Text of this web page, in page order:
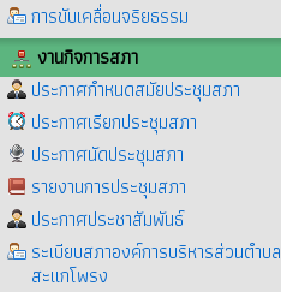
การขับเคลื่อนจริยธรรม
งานกิจการสภา
ประกาศกำหนดสมัยประชุมสภา
ประกาศเรียกประชุมสภา
ประกาศนัดประชุมสภา
รายงานการประชุมสภา
ประกาศประชาสัมพันธ์
ระเบียบสภาองค์การบริหารส่วนตำบล
สะแกโพรง